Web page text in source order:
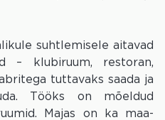
suhtlemisele aitavad
– klubiruum, restoran,
tuttavaks saada ja
Tööks on mõeldud
Majas on ka maa-